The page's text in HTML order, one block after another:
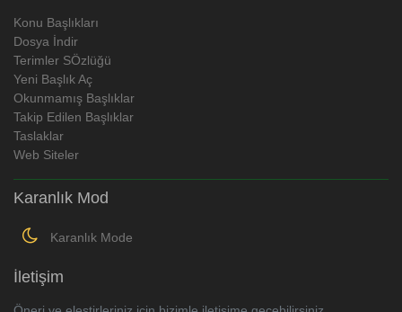
Konu Başlıkları
Dosya İndir
Terimler SÖzlüğü
Yeni Başlık Aç
Okunmamış Başlıklar
Takip Edilen Başlıklar
Taslaklar
Web Siteler
Karanlık Mod
Karanlık Mode
İletişim